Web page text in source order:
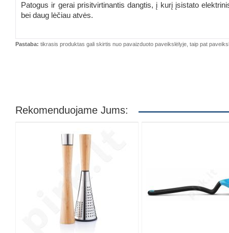
Patogus ir gerai prisitvirtinantis dangtis, į kurį įsistato
bei daug lėčiau atvės.
Pastaba: tikrasis produktas gali skirtis nuo pavaizduoto paveikslėlyje, taip pat
Rekomenduojame Jums: